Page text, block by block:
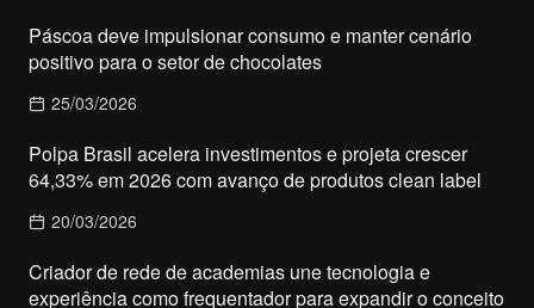
Páscoa deve impulsionar consumo e manter cenário
positivo para o setor de chocolates
25/03/2026
Polpa Brasil acelera investimentos e projeta crescer
64,33% em 2026 com avanço de produtos clean label
20/03/2026
Criador de rede de academias une tecnologia e
experiência como frequentador para expandir o conceito